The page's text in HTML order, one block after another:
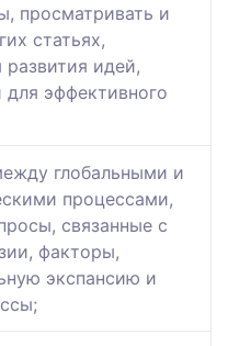
просматривать и
статьях,
развития идей,
для эффективного
глобальными и
процессами,
связанные с
факторы,
экспансию и